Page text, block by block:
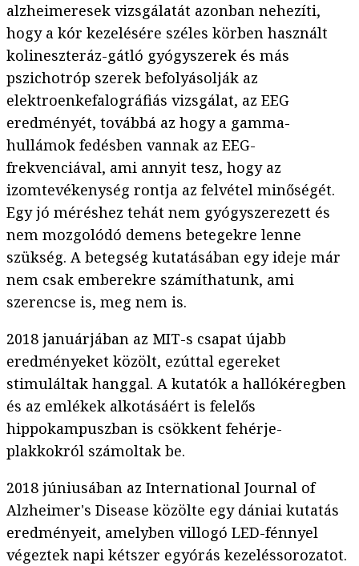
alzheimeresek vizsgálatát azonban nehezíti,
hogy a kór kezelésére széles körben használt
kolineszteráz-gátló gyógyszerek és más
pszichotróp szerek befolyásolják az
elektroenkefalográfiás vizsgálat, az EEG
eredményét, továbbá az hogy a gamma-
hullámok fedésben vannak az EEG-
frekvenciával, ami annyit tesz, hogy az
izomtevékenység rontja az felvétel minőségét.
Egy jó méréshez tehát nem gyógyszerezett és
nem mozgolódó demens betegekre lenne
szükség. A betegség kutatásában egy ideje már
nem csak emberekre számíthatunk, ami
szerencse is, meg nem is.
2018 januárjában az MIT-s csapat újabb
eredményeket közölt, ezúttal egereket
stimuláltak hanggal. A kutatók a hallókéregben
és az emlékek alkotásáért is felelős
hippokampuszban is csökkent fehérje-
plakkokról számoltak be.
2018 júniusában az International Journal of
Alzheimer's Disease közölte egy dániai kutatás
eredményeit, amelyben villogó LED-fénnyel
végeztek napi kétszer egyórás kezeléssorozatot.